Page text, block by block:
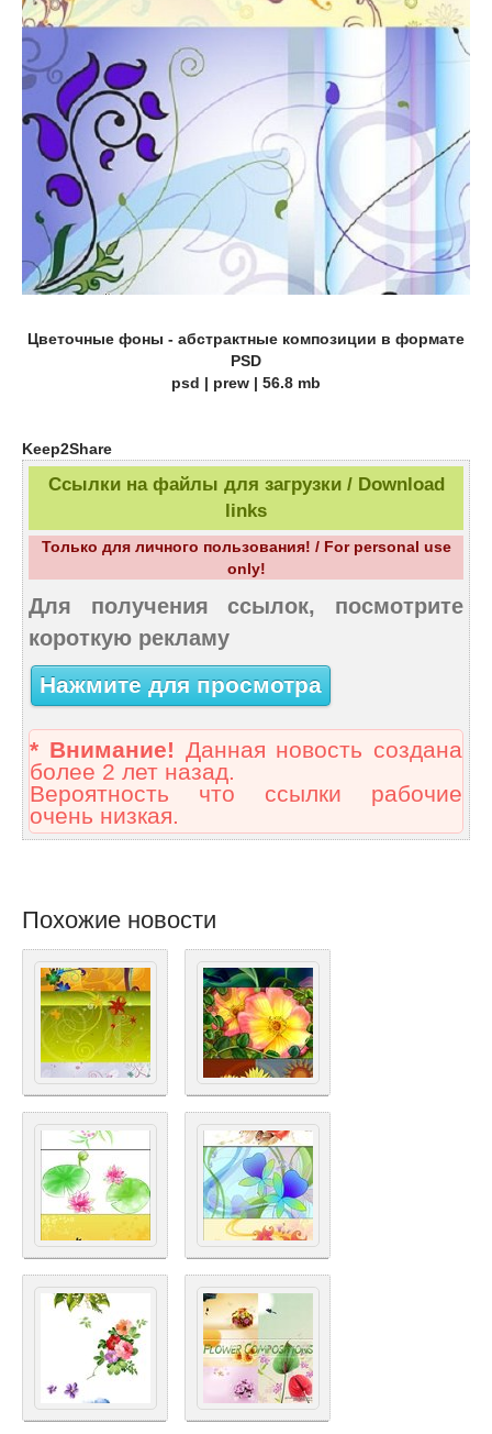
Цветочные фоны - абстрактные композиции в формате
PSD
psd | prew | 56.8 mb
Keep2Share
Ссылки на файлы для загрузки / Download
links
Только для личного пользования! / For personal use
only!
Для получения ссылок, посмотрите
короткую рекламу
Нажмите для просмотра
* Внимание! Данная новость создана
более 2 лет назад.
Вероятность что ссылки рабочие
очень низкая.
Похожие новости